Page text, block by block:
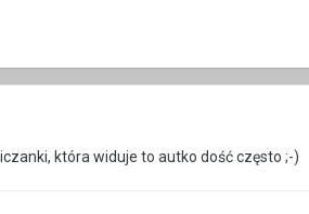
która widuje to autko dość często ;-)